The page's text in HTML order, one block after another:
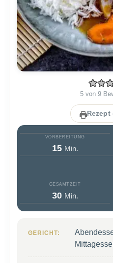
5 von 9
Rezept
VORBEREITUNG
15Minuten
Min.
GESAMTZEIT
30Minuten
Min.
GERICHT: